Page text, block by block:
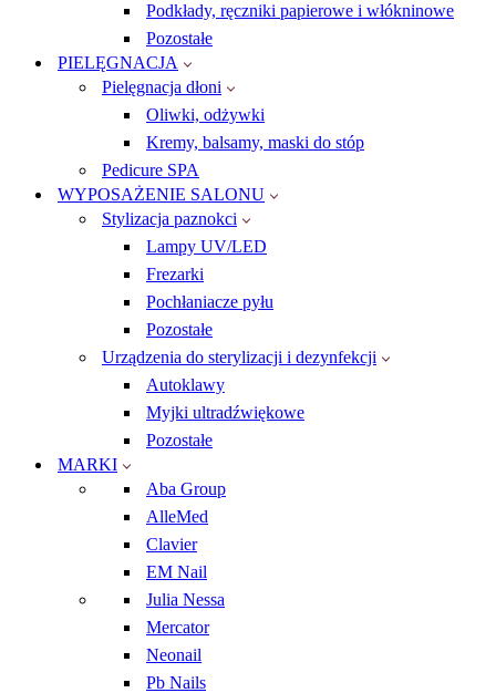
Podkłady, ręczniki papierowe i włókninowe
Pozostałe
PIELĘGNACJA
Pielęgnacja dłoni
Oliwki, odżywki
Kremy, balsamy, maski do stóp
Pedicure SPA
WYPOSAŻENIE SALONU
Stylizacja paznokci
Lampy UV/LED
Frezarki
Pochłaniacze pyłu
Pozostałe
Urządzenia do sterylizacji i dezynfekcji
Autoklawy
Myjki ultradźwiękowe
Pozostałe
MARKI
Aba Group
AlleMed
Clavier
EM Nail
Julia Nessa
Mercator
Neonail
Pb Nails